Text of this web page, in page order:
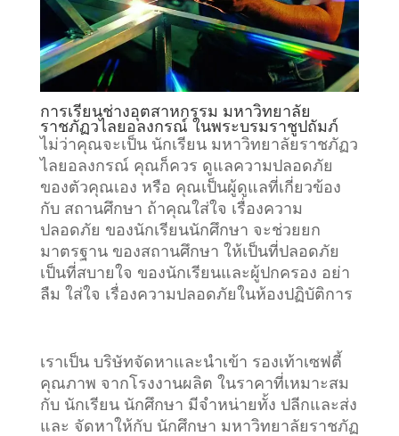
การเรียนช่างอุตสาหกรรม มหาวิทยาลัย
ราชภัฏวไลยอลงกรณ์ ในพระบรมราชูปถัมภ์
ไม่ว่าคุณจะเป็น นักเรียน มหาวิทยาลัยราชภัฏว
ไลยอลงกรณ์ คุณก็ควร ดูแลความปลอดภัย
ของตัวคุณเอง หรือ คุณเป็นผู้ดูแลที่เกี่ยวข้อง
กับ สถานศึกษา ถ้าคุณใส่ใจ เรื่องความ
ปลอดภัย ของนักเรียนนักศึกษา จะช่วยยก
มาตรฐาน ของสถานศึกษา ให้เป็นที่ปลอดภัย
เป็นที่สบายใจ ของนักเรียนและผู้ปกครอง อย่า
ลืม ใส่ใจ เรื่องความปลอดภัยในห้องปฏิบัติการ
เราเป็น บริษัทจัดหาและนำเข้า รองเท้าเซฟตี้
คุณภาพ จากโรงงานผลิต ในราคาที่เหมาะสม
กับ นักเรียน นักศึกษา มีจำหน่ายทั้ง ปลีกและส่ง
และ จัดหาให้กับ นักศึกษา มหาวิทยาลัยราชภัฏ